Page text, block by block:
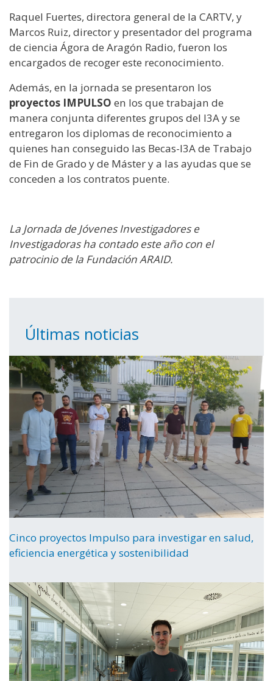
Raquel Fuertes, directora general de la CARTV, y
Marcos Ruiz, director y presentador del programa
de ciencia Ágora de Aragón Radio, fueron los
encargados de recoger este reconocimiento.
Además, en la jornada se presentaron los
proyectos IMPULSO en los que trabajan de
manera conjunta diferentes grupos del I3A y se
entregaron los diplomas de reconocimiento a
quienes han conseguido las Becas-I3A de Trabajo
de Fin de Grado y de Máster y a las ayudas que se
conceden a los contratos puente.
La Jornada de Jóvenes Investigadores e
Investigadoras ha contado este año con el
patrocinio de la Fundación ARAID.
Últimas noticias
Cinco proyectos Impulso para investigar en salud,
eficiencia energética y sostenibilidad